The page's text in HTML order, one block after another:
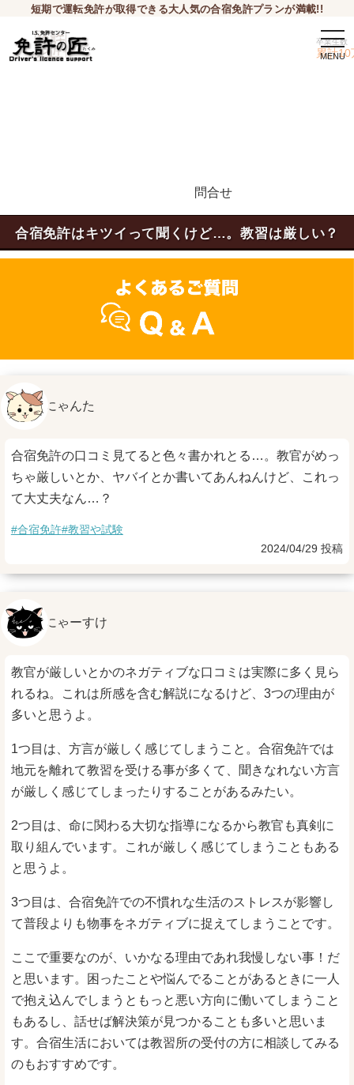
短期で運転免許が取得できる大人気の合宿免許プランが満載!!
卒業生数
累計10
問合せ
合宿免許はキツイって聞くけど…。教習は厳しい？
にゃんた
合宿免許の口コミ見てると色々書かれとる…。教官がめっ
ちゃ厳しいとか、ヤバイとか書いてあんねんけど、これっ
て大丈夫なん…？
#合宿免許#教習や試験
2024/04/29 投稿
にゃーすけ
教官が厳しいとかのネガティブな口コミは実際に多く見ら
れるね。これは所感を含む解説になるけど、3つの理由が
多いと思うよ。
1つ目は、方言が厳しく感じてしまうこと。合宿免許では
地元を離れて教習を受ける事が多くて、聞きなれない方言
が厳しく感じてしまったりすることがあるみたい。
2つ目は、命に関わる大切な指導になるから教官も真剣に
取り組んでいます。これが厳しく感じてしまうこともある
と思うよ。
3つ目は、合宿免許での不慣れな生活のストレスが影響し
て普段よりも物事をネガティブに捉えてしまうことです。
ここで重要なのが、いかなる理由であれ我慢しない事！だ
と思います。困ったことや悩んでることがあるときに一人
で抱え込んでしまうともっと悪い方向に働いてしまうこと
もあるし、話せば解決策が見つかることも多いと思いま
す。合宿生活においては教習所の受付の方に相談してみる
のもおすすめです。